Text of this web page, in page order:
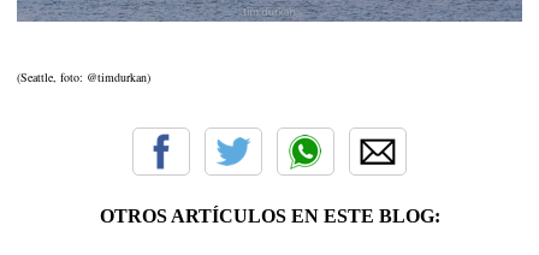
(Seattle, foto: @timdurkan)
OTROS ARTÍCULOS EN ESTE BLOG: